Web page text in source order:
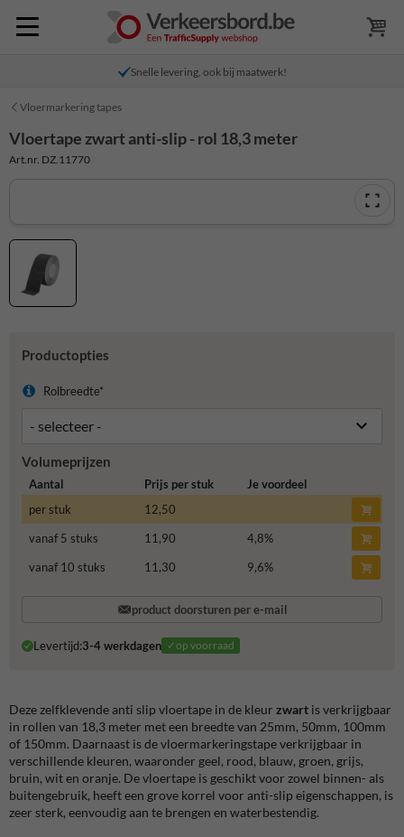
Snelle levering, ook bij maatwerk!
Vloermarkering tapes
Vloertape zwart anti-slip - rol 18,3 meter
Art.nr. DZ.11770
Productopties
Rolbreedte*
Volumeprijzen
Aantal Prijs per stuk
Je voordeel
per stuk
12,50
vanaf 5 stuks
11,90 4,8%
vanaf 10 stuks
11,30 9,6%
product doorsturen per e-mail
Levertijd:3-4 werkdagen ✓op voorraad
Deze zelfklevende anti slip vloertape in de kleur zwart is verkrijgbaar
in rollen van 18,3 meter met een breedte van 25mm, 50mm, 100mm
of 150mm. Daarnaast is de vloermarkeringstape verkrijgbaar in
verschillende kleuren, waaronder geel, rood, blauw, groen, grijs,
bruin, wit en oranje. De vloertape is geschikt voor zowel binnen- als
buitengebruik, heeft een grove korrel voor anti-slip eigenschappen, is
zeer sterk, eenvoudig aan te brengen en waterbestendig.